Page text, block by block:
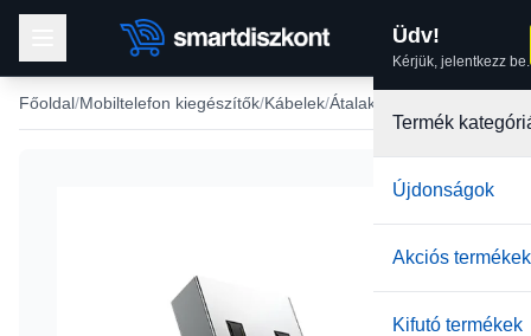
Üdv!
Kérjük, jelentkezz be.
Termék
Újdonságok
Akciós termékek
Kifutó termékek
Főoldal Mobiltelefon kiegészítők Kábelek Átalakító kábel, adapter